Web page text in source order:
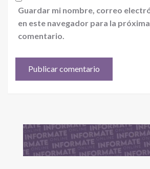
Guardar mi nombre, correo
en este navegador para la
comentario.